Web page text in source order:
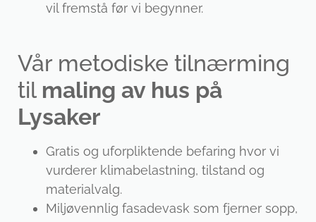
vil fremstå før vi begynner.
Vår metodiske tilnærming
til maling av hus på
Lysaker
Gratis og uforpliktende befaring hvor vi
vurderer klimabelastning, tilstand og
materialvalg.
Miljøvennlig fasadevask som fjerner sopp,